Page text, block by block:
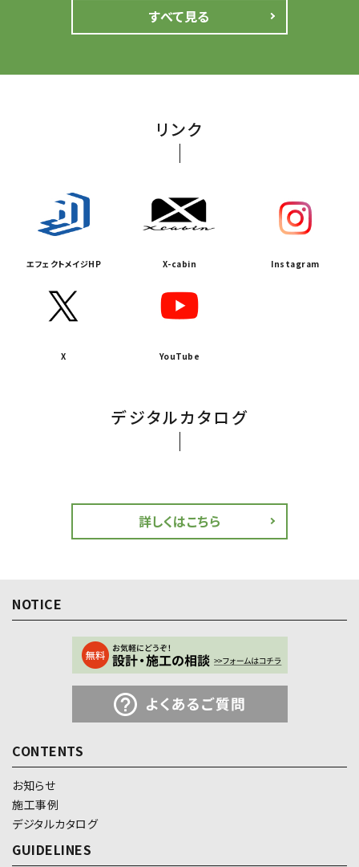
すべて見る
リンク
エフェクトメイジHP X-cabin Instagram
X YouTube
デジタルカタログ
詳しくはこちら
NOTICE
CONTENTS
お知らせ
施工事例
デジタルカタログ
GUIDELINES